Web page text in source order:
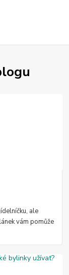
ale
vám pomůže